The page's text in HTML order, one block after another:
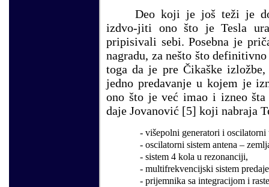
Deo koji je još teži je
izdvo-jiti ono što je Tesla
pripisivali sebi. Posebna je
nagradu, za nešto što
toga da je pre Čikaške
jedno predavanje u kojem je
ono što je već imao i izneo
daje Jovanović [5] koji nabraja
- višepolni generatori i oscilatorni
- oscilatorni sistem antena –
- sistem 4 kola u rezonanciji,
- multifrekvencijski sistem
- prijemnika sa integracijom i